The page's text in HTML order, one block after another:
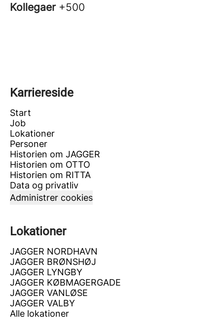
Kollegaer +500
Karriereside
Start
Job
Lokationer
Personer
Historien om JAGGER
Historien om OTTO
Historien om RITTA
Data og privatliv
Administrer cookies
Lokationer
JAGGER NORDHAVN
JAGGER BRØNSHØJ
JAGGER LYNGBY
JAGGER KØBMAGERGADE
JAGGER VANLØSE
JAGGER VALBY
Alle lokationer